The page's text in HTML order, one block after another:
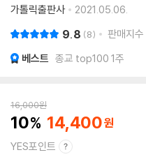
가톨릭출판사
2021.05.06.
9.8 8 판매지수
베스트 종교 top100 1주
16,000원
10 14,400
YES포인트